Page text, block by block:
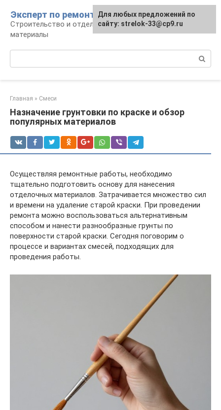
контенту
Эксперт по ремонту
Строительство и отделка: работы и
материалы
Главная » Смеси
Назначение грунтовки по краске и обзор
популярных материалов
Осуществляя ремонтные работы, необходимо
тщательно подготовить основу для нанесения
отделочных материалов. Затрачивается множество сил
и времени на удаление старой краски. При проведении
ремонта можно воспользоваться альтернативным
способом и нанести разнообразные грунты по
поверхности старой краски. Сегодня поговорим о
процессе и вариантах смесей, подходящих для
проведения работы.
Для любых предложений по
сайту: strelok-33@cp9.ru
Для любых предложений по
сайту: strelok-33@cp9.ru